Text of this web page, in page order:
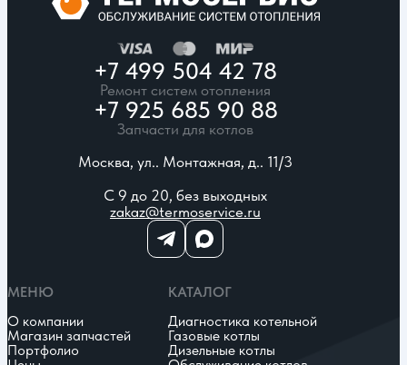
+7 499 504 42 78
Ремонт систем отопления
+7 925 685 90 88
Запчасти для котлов
Москва, ул.. Монтажная, д.. 11/3
С 9 до 20, без выходных
zakaz@termoservice.ru
МЕНЮ
О компании
Магазин запчастей
Портфолио
КАТАЛОГ
Диагностика котельной
Газовые котлы
Дизельные котлы